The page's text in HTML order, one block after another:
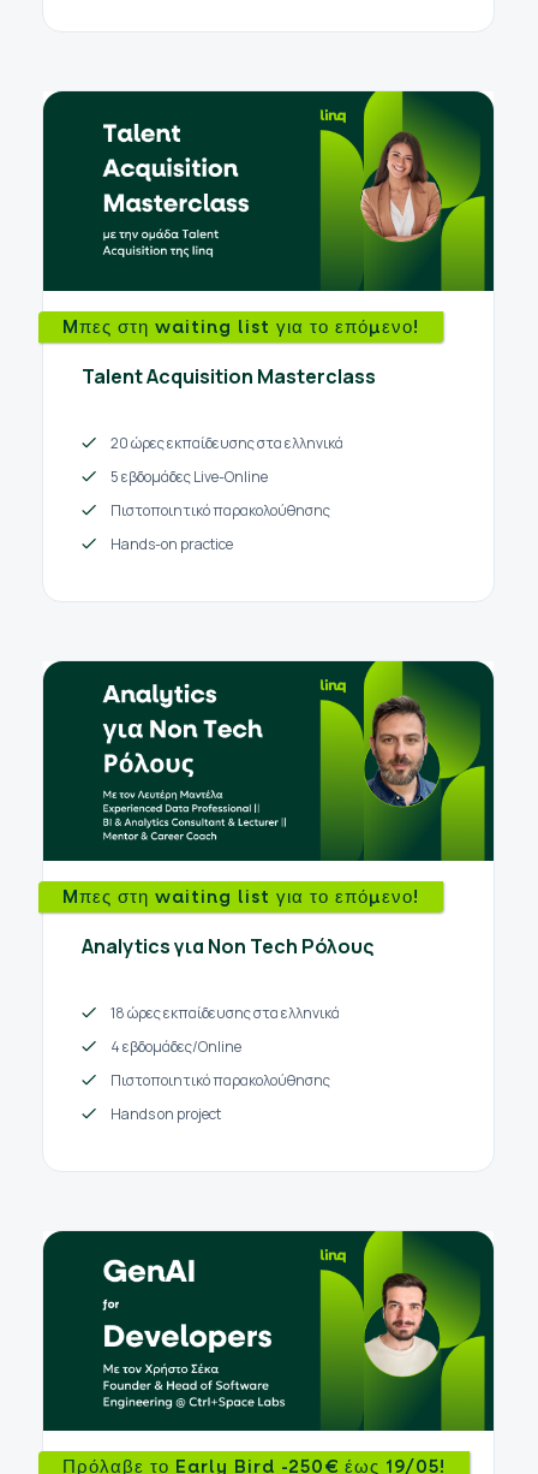
Mπες στη waiting list για το επόμενο!
Talent Acquisition Masterclass
20 ώρες εκπαίδευσης στα ελληνικά
5 εβδομάδες Live-Online
Πιστοποιητικό παρακολούθησης
Hands-on practice
Mπες στη waiting list για το επόμενο!
Analytics για Non Tech Ρόλους
18 ώρες εκπαίδευσης στα ελληνικά
4 εβδομάδες/Online
Πιστοποιητικό παρακολούθησης
Hands on project
Πρόλαβε το Early Bird -250€ έως 19/05!